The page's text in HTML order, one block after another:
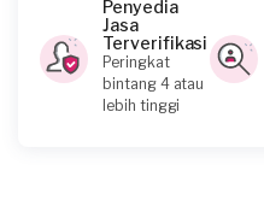
Request Fulfilled
Kurang dari Rp1.000.000
Penyedia
Jasa
Terverifikasi
Peringkat
bintang 4 atau
lebih tinggi